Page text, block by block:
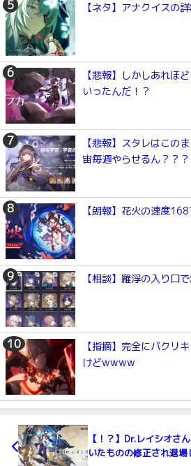
【ネタ】アナクイスの
【悲報】しかしあれほ
いったんだ！？
【悲報】スタレはこの
宙毎週やらせるん？？？
【朗報】花火の速度168
【相談】羅浮の入り口
【指摘】完全にパクリ
けどwwww
【！？】Dr.レイシオさ
いたものの修正され退場